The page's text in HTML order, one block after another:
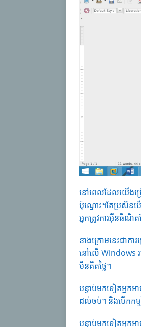
នៅពេលដែលយើងប្រ
ប៉ុណ្នោះ។តែប្រសិនប
អ្នកត្រូវការអ៊ីនធឺ
ខាងក្រោមនេះជាក
នៅលើ Windows
មិនគិតថ្លៃ។
បន្ទាប់មកទៀតអ្នក
ដល់ចប់។ និងបើកកម្
បន្ទាប់មកទៀតអ្នក